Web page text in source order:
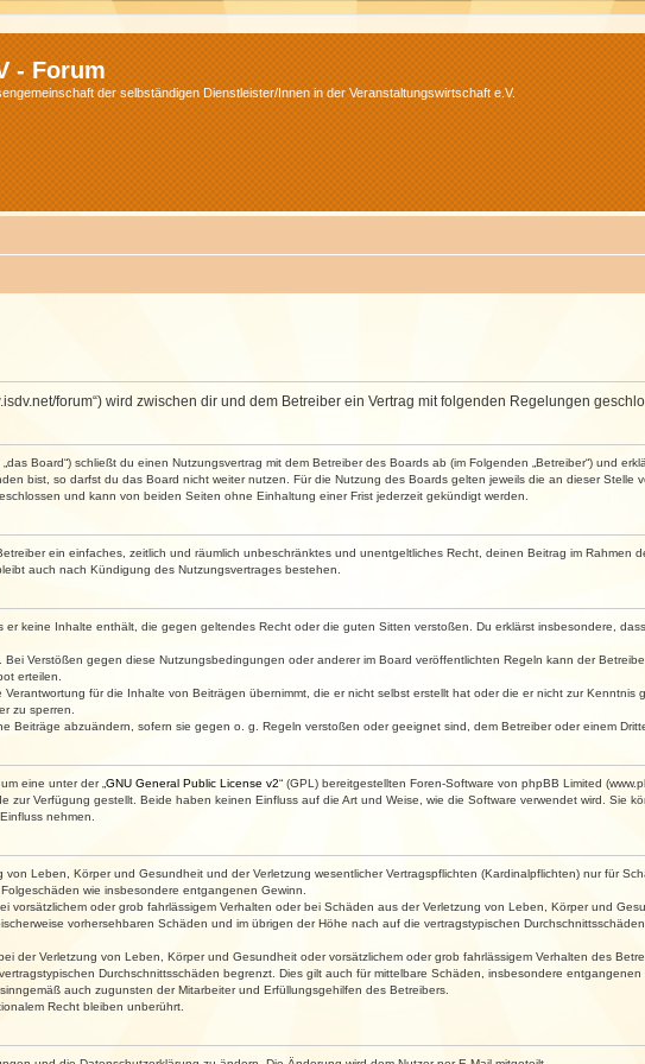
- Forum
der selbständigen Dienstleister/Innen in der Veranstaltungswirtschaft e.V.
forum“) wird zwischen dir und dem Betreiber ein Vertrag mit folgenden Regelungen
Board“) schließt du einen Nutzungsvertrag mit dem Betreiber des Boards ab (im Folgenden „Betreiber“) und
bist, so darfst du das Board nicht weiter nutzen. Für die Nutzung des Boards gelten jeweils die an dieser Stelle
und kann von beiden Seiten ohne Einhaltung einer Frist jederzeit gekündigt werden.
ein einfaches, zeitlich und räumlich unbeschränktes und unentgeltliches Recht, deinen Beitrag im Rahmen
auch nach Kündigung des Nutzungsvertrages bestehen.
er keine Inhalte enthält, die gegen geltendes Recht oder die guten Sitten verstoßen. Du erklärst insbesondere,
Verstößen gegen diese Nutzungsbedingungen oder anderer im Board veröffentlichten Regeln kann der
erteilen.
für die Inhalte von Beiträgen übernimmt, die er nicht selbst erstellt hat oder die er nicht zur Kenntnis
zu sperren.
Beiträge abzuändern, sofern sie gegen o. g. Regeln verstoßen oder geeignet sind, dem Betreiber oder einem
eine unter der „ GNU General Public License v2“ (GPL) bereitgestellten Foren-Software von phpBB Limited
zur Verfügung gestellt. Beide haben keinen Einfluss auf die Art und Weise, wie die Software verwendet wird. Sie
nehmen.
von Leben, Körper und Gesundheit und der Verletzung wesentlicher Vertragspflichten (Kardinalpflichten) nur für
wie insbesondere entgangenen Gewinn.
vorsätzlichem oder grob fahrlässigem Verhalten oder bei Schäden aus der Verletzung von Leben, Körper und
vorhersehbaren Schäden und im übrigen der Höhe nach auf die vertragstypischen
der Verletzung von Leben, Körper und Gesundheit oder vorsätzlichem oder grob fahrlässigem Verhalten des
Durchschnittsschäden begrenzt. Dies gilt auch für mittelbare Schäden, insbesondere entgangenen
auch zugunsten der Mitarbeiter und Erfüllungsgehilfen des Betreibers.
Recht bleiben unberührt.